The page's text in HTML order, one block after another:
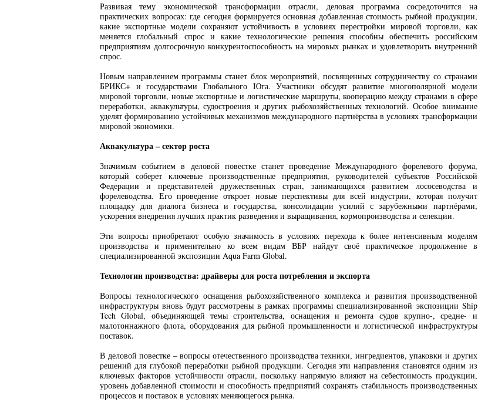
Развивая тему экономической трансформации отрасли, деловая программа сосредоточится на
практических вопросах: где сегодня формируется основная добавленная стоимость рыбной продукции,
какие экспортные модели сохраняют устойчивость в условиях перестройки мировой торговли, как
меняется глобальный спрос и какие технологические решения способны обеспечить российским
предприятиям долгосрочную конкурентоспособность на мировых рынках и удовлетворить внутренний
спрос.
Новым направлением программы станет блок мероприятий, посвященных сотрудничеству со странами
БРИКС+ и государствами Глобального Юга. Участники обсудят развитие многополярной модели
мировой торговли, новые экспортные и логистические маршруты, кооперацию между странами в сфере
переработки, аквакультуры, судостроения и других рыбохозяйственных технологий. Особое внимание
уделят формированию устойчивых механизмов международного партнёрства в условиях трансформации
мировой экономики.
Аквакультура – сектор роста
Значимым событием в деловой повестке станет проведение Международного форелевого форума,
который соберет ключевые производственные предприятия, руководителей субъектов Российской
Федерации и представителей дружественных стран, занимающихся развитием лососеводства и
форелеводства. Его проведение откроет новые перспективы для всей индустрии, которая получит
площадку для диалога бизнеса и государства, консолидации усилий с зарубежными партнёрами,
ускорения внедрения лучших практик разведения и выращивания, кормопроизводства и селекции.
Эти вопросы приобретают особую значимость в условиях перехода к более интенсивным моделям
производства и применительно ко всем видам ВБР найдут своё практическое продолжение в
специализированной экспозиции Aqua Farm Global.
Технологии производства: драйверы для роста потребления и экспорта
Вопросы технологического оснащения рыбохозяйственного комплекса и развития производственной
инфраструктуры вновь будут рассмотрены в рамках программы специализированной экспозиции Ship
Tech Global, объединяющей темы строительства, оснащения и ремонта судов крупно-, средне- и
малотоннажного флота, оборудования для рыбной промышленности и логистической инфраструктуры
поставок.
В деловой повестке – вопросы отечественного производства техники, ингредиентов, упаковки и других
решений для глубокой переработки рыбной продукции. Сегодня эти направления становятся одним из
ключевых факторов устойчивости отрасли, поскольку напрямую влияют на себестоимость продукции,
уровень добавленной стоимости и способность предприятий сохранять стабильность производственных
процессов и поставок в условиях меняющегося рынка.